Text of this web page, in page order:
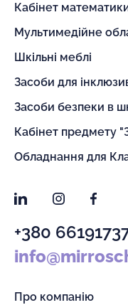
Кабінет
Мультимедійне
Шкільні меблі
Засоби для
Засоби безпеки в
Кабінет предмету
Обладнання для
LinkedInInstagram
+380
Про компанію